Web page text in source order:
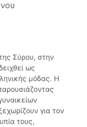
Σύρου, στην
ως
μόδας. Η
για τον
τους,